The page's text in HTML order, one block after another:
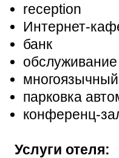
reception
Интернет-
банк
парковка
конференц-
Услуги отеля: